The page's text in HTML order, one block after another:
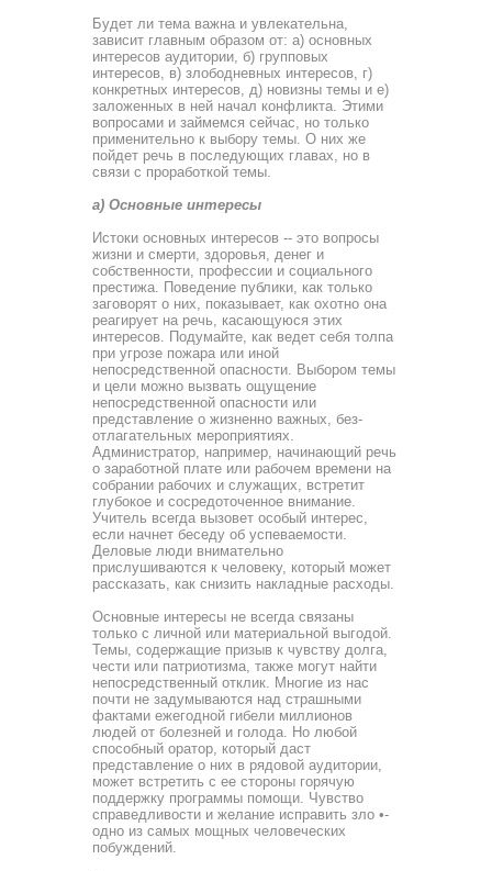
Будет ли тема важна и увлекательна,
зависит главным образом от: а) основных
интересов аудитории, б) группо­вых
интересов, в) злободневных интересов, г)
конкретных интересов, д) новизны темы и е)
заложенных в ней начал конфликта. Этими
вопросами и займемся сейчас, но только
применительно к выбору темы. О них же
пойдет речь в по­следующих главах, но в
связи с проработкой темы.
а) Основные интересы
Истоки основных интересов -- это вопросы
жизни и смер­ти, здоровья, денег и
собственности, профессии и социально­го
престижа. Поведение публики, как только
заговорят о них, показывает, как охотно она
реагирует на речь, касаю­щуюся этих
интересов. Подумайте, как ведет себя толпа
при угрозе пожара или иной
непосредственной опасности. Выбо­ром темы
и цели можно вызвать ощущение
непосредствен­ной опасности или
представление о жизненно важных, без­
отлагательных мероприятиях.
Администратор, например, на­чинающий речь
о заработной плате или рабочем времени на
собрании рабочих и служащих, встретит
глубокое и сосредо­точенное внимание.
Учитель всегда вызовет особый интерес,
если начнет беседу об успеваемости.
Деловые люди внимательно
прислушиваются к человеку, который может
расска­зать, как снизить накладные расходы.
Основные интересы не всегда связаны
только с личной или материальной выгодой.
Темы, содержащие призыв к чув­ству долга,
чести или патриотизма, также могут найти
не­посредственный отклик. Многие из нас
почти не задумыва­ются над страшными
фактами ежегодной гибели миллионов
людей от болезней и голода. Но любой
способный оратор, который даст
представление о них в рядовой аудитории,
мо­жет встретить с ее стороны горячую
поддержку программы помощи. Чувство
справедливости и желание исправить зло •-
одно из самых мощных человеческих
побуждений.